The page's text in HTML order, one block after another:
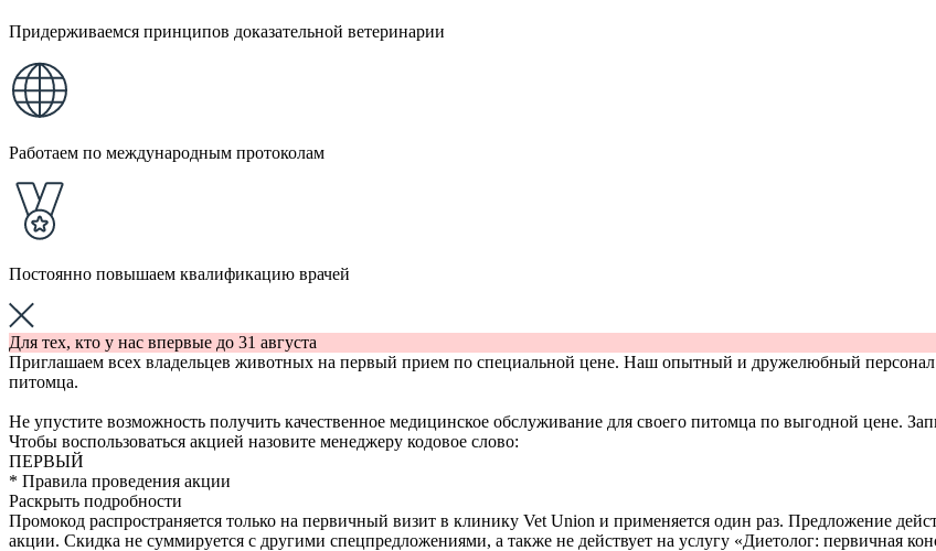
Придерживаемся принципов доказательной ветеринарии
Работаем по международным протоколам
Постоянно повышаем квалификацию врачей
Для тех, кто у нас впервые до 31 августа
Приглашаем всех владельцев животных на первый прием по специальной цене. Наш опытный и дружелюбный
питомца.
Не упустите возможность получить качественное медицинское обслуживание для своего питомца по выгодной цене.
Чтобы воспользоваться акцией назовите менеджеру кодовое слово:
ПЕРВЫЙ
* Правила проведения акции
Раскрыть подробности
Промокод распространяется только на первичный визит в клинику Vet Union и применяется один раз. Предложение
акции. Скидка не суммируется с другими спецпредложениями, а также не действует на услугу «Диетолог: первичная